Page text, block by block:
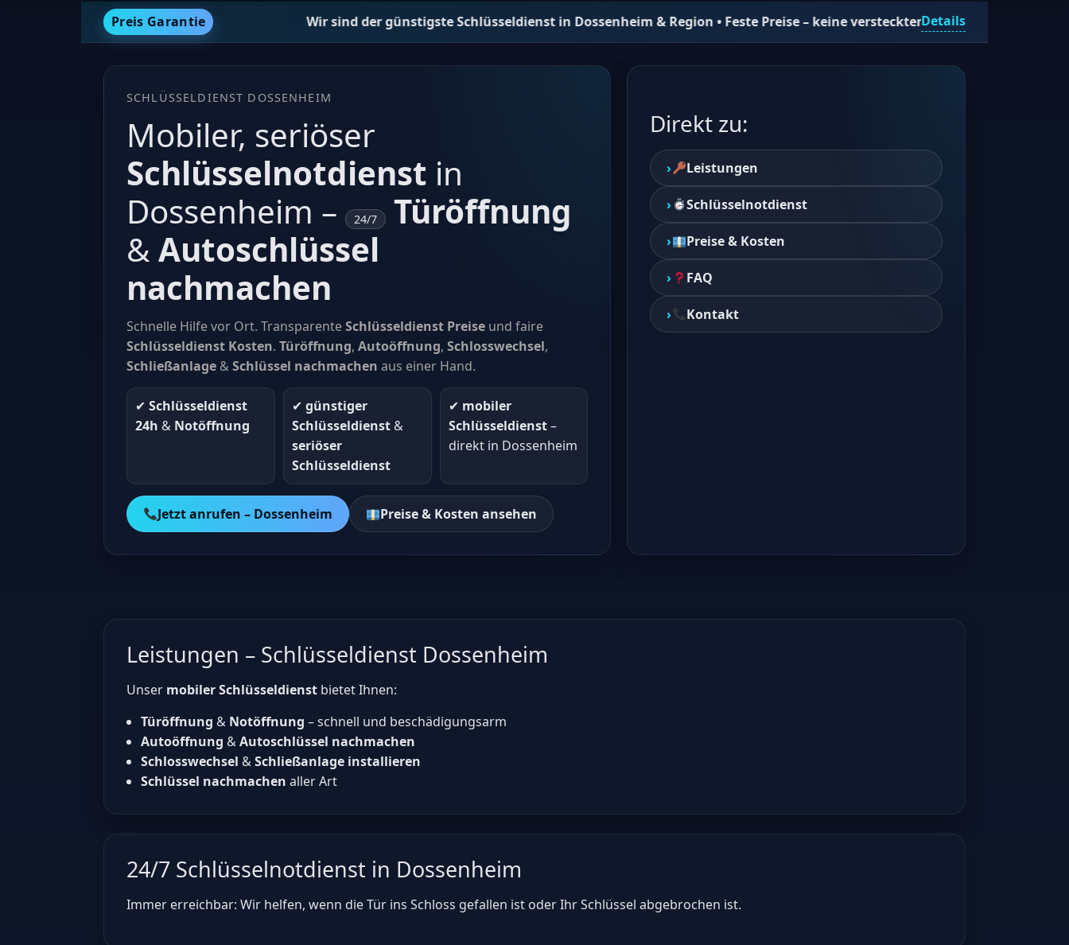
Preis Garantie Wir sind der günstigste Schlüsseldienst in Dossenheim & Region • Feste Preise – keine versteckten Kosten • 24/7 erreichbar • Jetzt
Details
SCHLÜSSELDIENST DOSSENHEIM
Mobiler, seriöser
Schlüsselnotdienst in
Dossenheim –
24/7
Türöffnung
& Autoschlüssel
nachmachen
Schnelle Hilfe vor Ort. TransparenteSchlüsseldienst Preise und faire
Schlüsseldienst Kosten. Türöffnung, Autoöffnung, Schlosswechsel,
Schließanlage &Schlüssel nachmachen aus einer Hand.
✔︎ Schlüsseldienst
24h & Notöffnung
✔︎ günstiger
Schlüsseldienst&
seriöser
Schlüsseldienst
✔︎ mobiler
Schlüsseldienst–
direkt in Dossenheim
Jetzt anrufen – Dossenheim Preise & Kosten ansehen
Direkt zu:
Leistungen
Schlüsselnotdienst
Preise & Kosten
FAQ
Kontakt
Leistungen – Schlüsseldienst Dossenheim
Unser mobiler Schlüsseldienst bietet Ihnen:
Türöffnung & Notöffnung – schnell und beschädigungsarm
Autoöffnung &Autoschlüssel nachmachen
Schlosswechsel &Schließanlage installieren
Schlüssel nachmachen aller Art
24/7 Schlüsselnotdienst in Dossenheim
Immer erreichbar: Wir helfen, wenn die Tür ins Schloss gefallen ist oder Ihr Schlüssel abgebrochen ist.